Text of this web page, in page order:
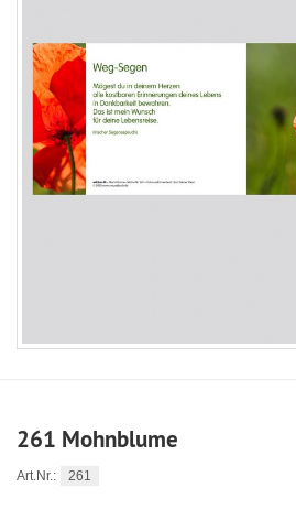
261 Mohnblume
Art.Nr.: 261